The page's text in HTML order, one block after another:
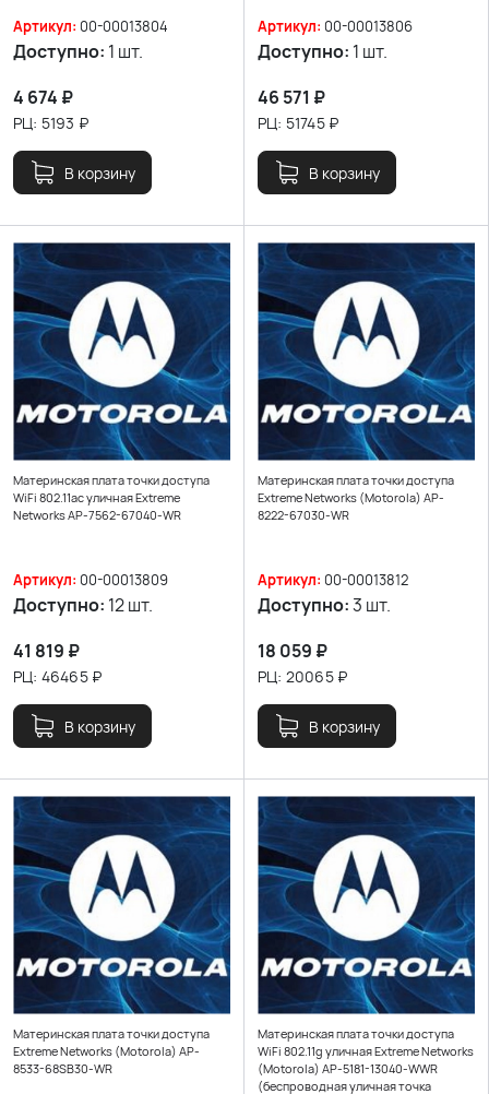
Артикул: 00-00013804
Доступно: 1 шт.
4 674 ₽
РЦ: 5193 ₽
В корзину
Артикул: 00-00013806
Доступно: 1 шт.
46 571 ₽
РЦ: 51745₽
В корзину
Материнская плата точки доступа
WiFi 802.11ac уличная Extreme
Networks AP-7562-67040-WR
Артикул: 00-00013809
Доступно: 12 шт.
41 819 ₽
РЦ: 46465₽
В корзину
Материнская плата точки доступа
Extreme Networks (Motorola) AP-
8222-67030-WR
Артикул: 00-00013812
Доступно:3 шт.
18 059 ₽
РЦ: 20065₽
В корзину
Материнская плата точки доступа
Extreme Networks (Motorola) AP-
8533-68SB30-WR
Материнская плата точки доступа
WiFi 802.11g уличная Extreme Networks
(Motorola) AP-5181-13040-WWR
(беспроводная уличная точка